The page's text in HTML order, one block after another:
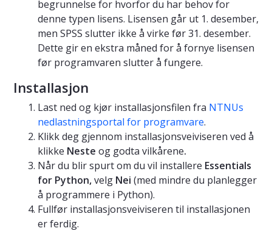
begrunnelse for hvorfor du har behov for
denne typen lisens. Lisensen går ut 1. desember,
men SPSS slutter ikke å virke før 31. desember.
Dette gir en ekstra måned for å fornye lisensen
før programvaren slutter å fungere.
Installasjon
Last ned og kjør installasjonsfilen fra NTNUs
nedlastningsportal for programvare.
Klikk deg gjennom installasjonsveiviseren ved å
klikke Neste og godta vilkårene.
Når du blir spurt om du vil installere Essentials
for Python,velg Nei (med mindre du planlegger
å programmere i Python).
Fullfør installasjonsveiviseren til installasjonen
er ferdig.